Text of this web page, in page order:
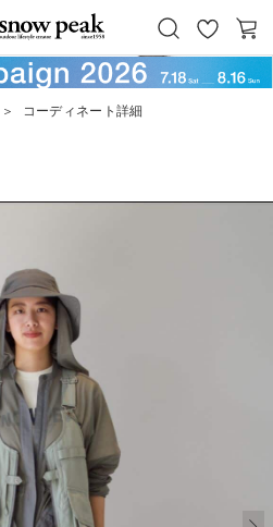
Peak
お
気
カ
ー
＞ コーディネート詳細